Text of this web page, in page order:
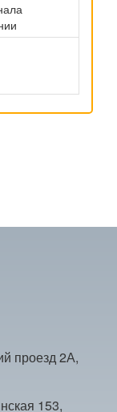
проезд 2А,
153,